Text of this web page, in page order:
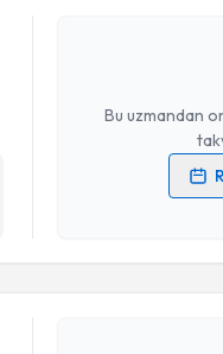
Bu uzmandan
uzmandan randevu
Kişisel verilerimin